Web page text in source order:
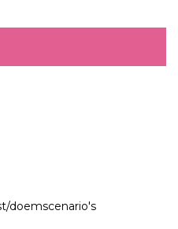
doemscenario's